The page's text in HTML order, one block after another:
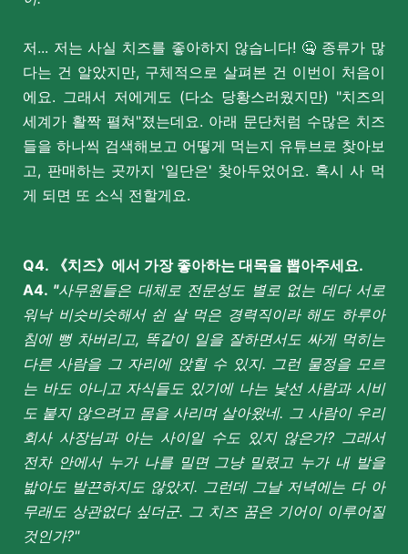
저... 저는 사실 치즈를 좋아하지 않습니다! 🤐 종류가 많
다는 건 알았지만, 구체적으로 살펴본 건 이번이 처음이
에요. 그래서 저에게도 (다소 당황스러웠지만) "치즈의
세계가 활짝 펼쳐"졌는데요. 아래 문단처럼 수많은 치즈
들을 하나씩 검색해보고 어떻게 먹는지 유튜브로 찾아보
고, 판매하는 곳까지 '일단은' 찾아두었어요. 혹시 사 먹
게 되면 또 소식 전할게요.
Q4. 《치즈》에서 가장 좋아하는 대목을 뽑아주세요.
A4. "사무원들은 대체로 전문성도 별로 없는 데다 서로
워낙 비슷비슷해서 쉰 살 먹은 경력직이라 해도 하루아
침에 뻥 차버리고, 똑같이 일을 잘하면서도 싸게 먹히는
다른 사람을 그 자리에 앉힐 수 있지. 그런 물정을 모르
는 바도 아니고 자식들도 있기에 나는 낯선 사람과 시비
도 붙지 않으려고 몸을 사리며 살아왔네. 그 사람이 우리
회사 사장님과 아는 사이일 수도 있지 않은가? 그래서
전차 안에서 누가 나를 밀면 그냥 밀렸고 누가 내 발을
밟아도 발끈하지도 않았지. 그런데 그날 저녁에는 다 아
무래도 상관없다 싶더군. 그 치즈 꿈은 기어이 이루어질
것인가?"